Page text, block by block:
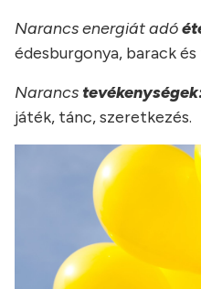
Narancs energiát adó
édesburgonya, barack
Narancs
játék, tánc, szeretkezés.